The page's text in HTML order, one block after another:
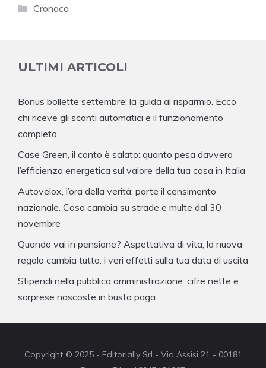
Categorie
Cronaca
ULTIMI ARTICOLI
Bonus bollette settembre: la guida al risparmio. Ecco
chi riceve gli sconti automatici e il funzionamento
completo
Case Green, il conto è salato: quanto pesa davvero
l’efficienza energetica sul valore della tua casa in Italia
Autovelox, l’ora della verità: parte il censimento
nazionale. Cosa cambia su strade e multe dal 30
novembre
Quando vai in pensione? Aspettativa di vita, la nuova
regola cambia tutto: i veri effetti sulla tua data di uscita
Stipendi nella pubblica amministrazione: cifre nette e
sorprese nascoste in busta paga
Copyright © 2025 - Editorially Srl - Via Assisi 21 - 00181